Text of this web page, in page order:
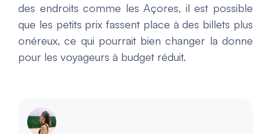
des endroits comme les Açores, il est possible
que les petits prix fassent place à des billets plus
onéreux, ce qui pourrait bien changer la donne
pour les voyageurs à budget réduit.